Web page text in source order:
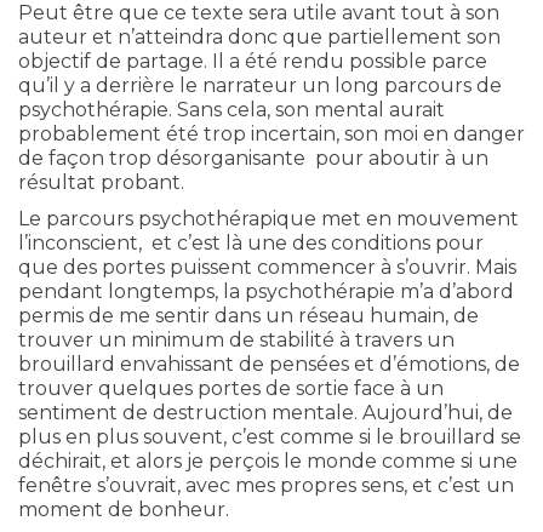
Peut être que ce texte sera utile avant tout à son
auteur et n’atteindra donc que partiellement son
objectif de partage. Il a été rendu possible parce
qu’il y a derrière le narrateur un long parcours de
psychothérapie. Sans cela, son mental aurait
probablement été trop incertain, son moi en danger
de façon trop désorganisante pour aboutir à un
résultat probant.
Le parcours psychothérapique met en mouvement
l’inconscient, et c’est là une des conditions pour
que des portes puissent commencer à s’ouvrir. Mais
pendant longtemps, la psychothérapie m’a d’abord
permis de me sentir dans un réseau humain, de
trouver un minimum de stabilité à travers un
brouillard envahissant de pensées et d’émotions, de
trouver quelques portes de sortie face à un
sentiment de destruction mentale. Aujourd’hui, de
plus en plus souvent, c’est comme si le brouillard se
déchirait, et alors je perçois le monde comme si une
fenêtre s’ouvrait, avec mes propres sens, et c’est un
moment de bonheur.